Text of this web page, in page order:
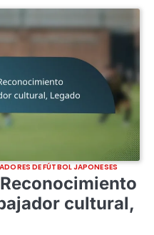
DE FÚTBOL JAPONESES
cultural,